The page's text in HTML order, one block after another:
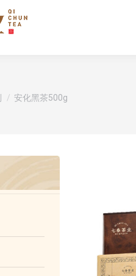
安化黑茶500g